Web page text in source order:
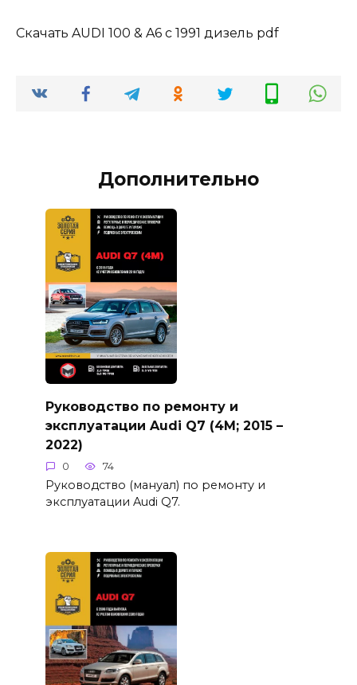
Скачать AUDI 100 & A6 с 1991 дизель pdf
Дополнительно
Руководство по ремонту и
эксплуатации Audi Q7 (4M; 2015 –
2022)
0 74
Руководство (мануал) по ремонту и
эксплуатации Audi Q7.